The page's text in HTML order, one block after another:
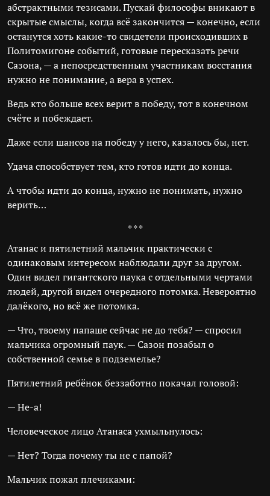
абстрактными тезисами. Пускай философы вникают в
скрытые смыслы, когда всё закончится — конечно, если
останутся хоть какие-то свидетели происходивших в
Политомигоне событий, готовые пересказать речи
Сазона, — а непосредственным участникам восстания
нужно не понимание, а вера в успех.
Ведь кто больше всех верит в победу, тот в конечном
счёте и побеждает.
Даже если шансов на победу у него, казалось бы, нет.
Удача способствует тем, кто готов идти до конца.
А чтобы идти до конца, нужно не понимать, нужно
верить…
* * *
Атанас и пятилетний мальчик практически с
одинаковым интересом наблюдали друг за другом.
Один видел гигантского паука с отдельными чертами
людей, другой видел очередного потомка. Невероятно
далёкого, но всё же потомка.
— Что, твоему папаше сейчас не до тебя? — спросил
мальчика огромный паук. — Сазон позабыл о
собственной семье в подземелье?
Пятилетний ребёнок беззаботно покачал головой:
— Не-а!
Человеческое лицо Атанаса ухмыльнулось:
— Нет? Тогда почему ты не с папой?
Мальчик пожал плечиками: